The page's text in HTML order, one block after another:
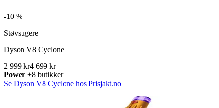
-10 %
Støvsugere
Dyson V8 Cyclone
2 999 kr4 699 kr
Power +8 butikker
Se Dyson V8 Cyclone hos Prisjakt.no